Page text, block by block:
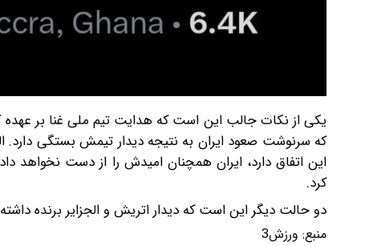
یکی از نکات جالب این است که هدایت تیم ملی غنا بر عهده
که سرنوشت صعود ایران به نتیجه دیدار تیمش بستگی
این اتفاق دارد، ایران همچنان امیدش را از دست نخواهد
کرد.
دو حالت دیگر این است که دیدار اتریش و الجزایر برنده
منبع: ورزش3